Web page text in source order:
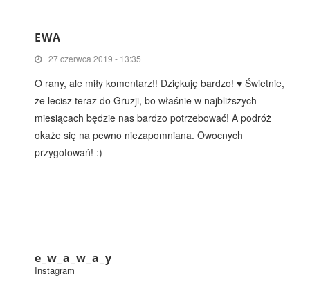
EWA
27 czerwca 2019 - 13:35
O rany, ale miły komentarz!! Dziękuję bardzo! ♥ Świetnie,
że lecisz teraz do Gruzji, bo właśnie w najbliższych
miesiącach będzie nas bardzo potrzebować! A podróż
okaże się na pewno niezapomniana. Owocnych
przygotowań! :)
e_w_a_w_a_y
Instagram